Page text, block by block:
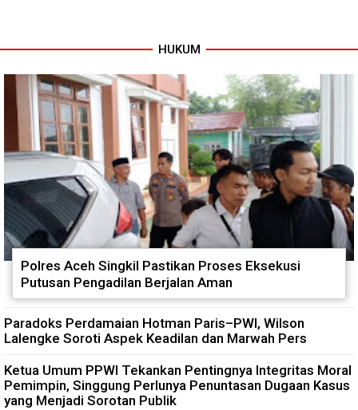
Tuntas Dibangun, Jembatan
Teladan Baru–Kuala Kepeng
TNI dan Warga Tuntaskan
Ekonomi Kian Terbuka
HUKUM
Polres Aceh Singkil Pastikan Proses Eksekusi
Putusan Pengadilan Berjalan Aman
Paradoks Perdamaian Hotman Paris–PWI, Wilson
Lalengke Soroti Aspek Keadilan dan Marwah Pers
Ketua Umum PPWI Tekankan Pentingnya Integritas Moral
Pemimpin, Singgung Perlunya Penuntasan Dugaan Kasus
yang Menjadi Sorotan Publik